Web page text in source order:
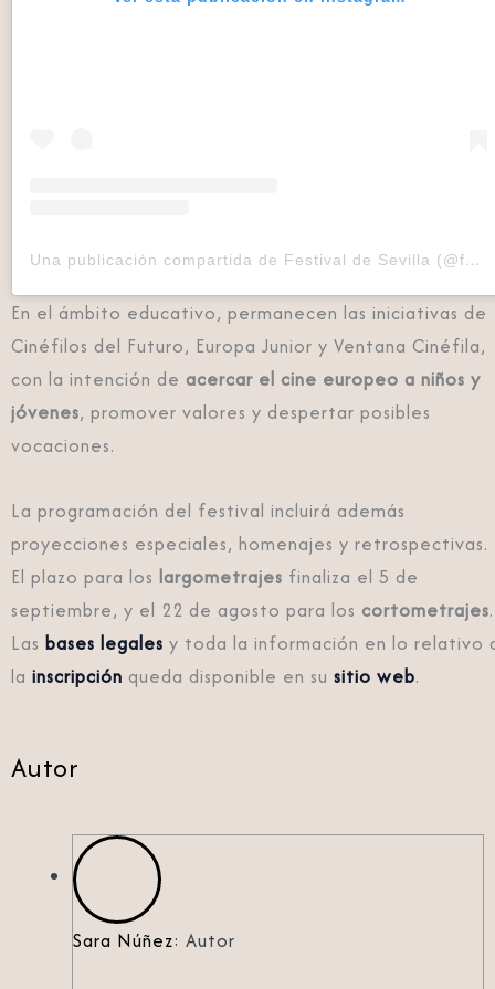
Una publicación compartida de Festival de Sevilla (@festivalsevilla)
En el ámbito educativo, permanecen las iniciativas de
Cinéfilos del Futuro, Europa Junior y Ventana Cinéfila,
con la intención de acercar el cine europeo a niños y
jóvenes, promover valores y despertar posibles
vocaciones.
La programación del festival incluirá además
proyecciones especiales, homenajes y retrospectivas.
El plazo para los largometrajes finaliza el 5 de
septiembre, y el 22 de agosto para los cortometrajes.
Las bases legales y toda la información en lo relativo
la inscripción queda disponible en su sitio web.
Autor
Sara Núñez: Autor